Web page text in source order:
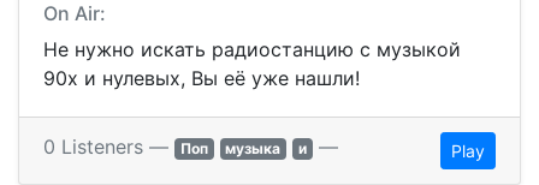
On Air:
Не нужно искать радиостанцию с музыкой
90х и нулевых, Вы её уже нашли!
0 Listeners — Поп музыка и — Play